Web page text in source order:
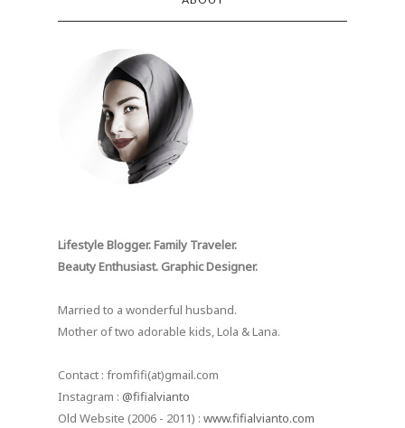
Lifestyle Blogger. Family Traveler.
Beauty Enthusiast. Graphic Designer.
Married to a wonderful husband.
Mother of two adorable kids, Lola & Lana.
Contact : fromfifi(at)gmail.com
Instagram : @fifialvianto
Old Website (2006 - 2011) : www.fifialvianto.com